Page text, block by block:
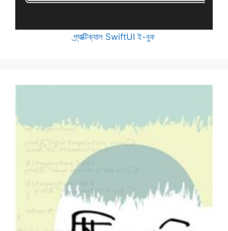
প্র্যাক্টিক্যাল SwiftUI ই-বুক